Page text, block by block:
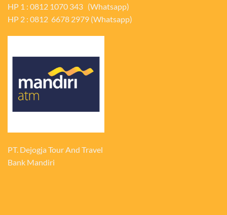
HP 1 : 0812 1070 343 (Whatsapp)
HP 2 : 0812 6678 2979 (Whatsapp)
PT. Dejogja Tour And Travel
Bank Mandiri